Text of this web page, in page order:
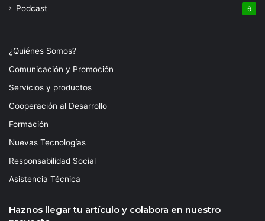
Podcast 6
¿Quiénes Somos?
Comunicación y Promoción
Servicios y productos
Cooperación al Desarrollo
Formación
Nuevas Tecnologías
Responsabilidad Social
Asistencia Técnica
Haznos llegar tu artículo y colabora en nuestro